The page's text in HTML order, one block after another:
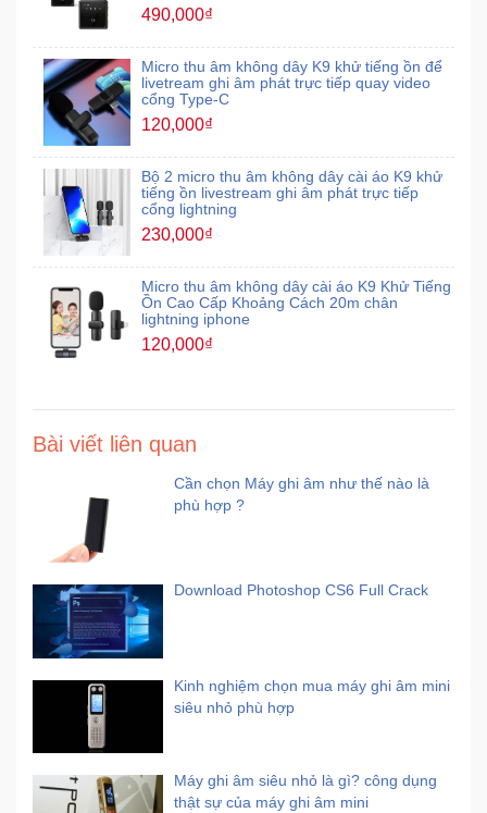
490,000₫
Micro thu âm không dây K9 khử tiếng ồn để
livetream ghi âm phát trực tiếp quay video
cổng Type-C
120,000₫
Bộ 2 micro thu âm không dây cài áo K9 khử
tiếng ồn livestream ghi âm phát trực tiếp
cổng lightning
230,000₫
Micro thu âm không dây cài áo K9 Khử Tiếng
Ồn Cao Cấp Khoảng Cách 20m chân
lightning iphone
120,000₫
Bài viết liên quan
Cần chọn Máy ghi âm như thế nào là
phù hợp ?
Download Photoshop CS6 Full Crack
Kinh nghiệm chọn mua máy ghi âm mini
siêu nhỏ phù hợp
Máy ghi âm siêu nhỏ là gì? công dụng
thật sự của máy ghi âm mini